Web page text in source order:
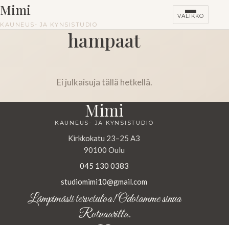
Mimi
KAUNEUS- JA KYNSISTUDIO
VALIKKO
hampaat
Ei julkaisuja tällä hetkellä.
Mimi
KAUNEUS- JA KYNSISTUDIO
Kirkkokatu 23–25 A3
90100 Oulu
045 130 0383
studiomimi10@gmail.com
Lämpimästi tervetuloa! Odotamme sinua
Rotuaarilla.